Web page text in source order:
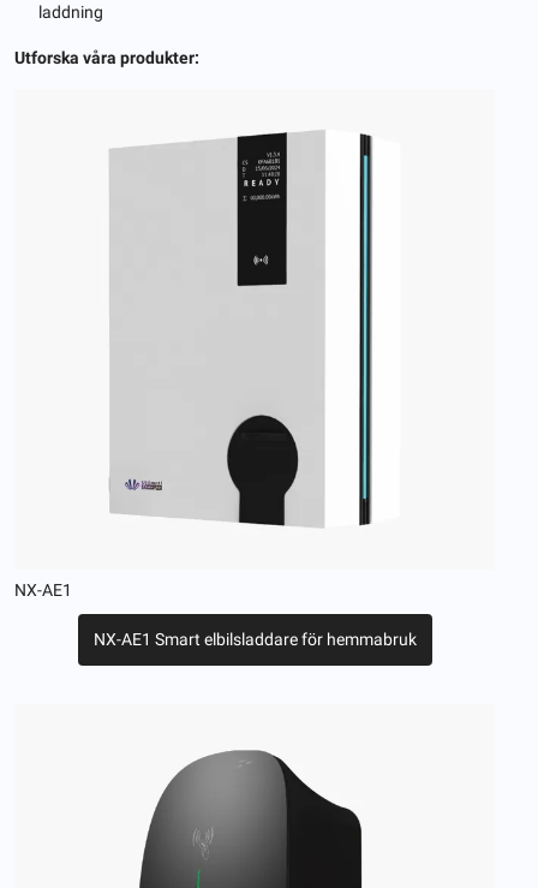
laddning
Utforska våra produkter:
NX-AE1
NX-AE1 Smart elbilsladdare för hemmabruk